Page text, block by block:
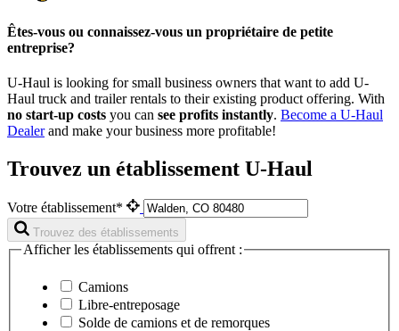
Êtes-vous ou connaissez-vous un propriétaire de petite
entreprise?
U-Haul is looking for small business owners that want to add U-
Haul truck and trailer rentals to their existing product offering. With
no start-up costs you can see profits instantly. Become a U-Haul
Dealerand make your business more profitable!
Trouvez un établissement U-Haul
Votre établissement*
Trouvez des établissements
Afficher les établissements qui offrent :
Camions
Libre-entreposage
Solde de camions et de remorques